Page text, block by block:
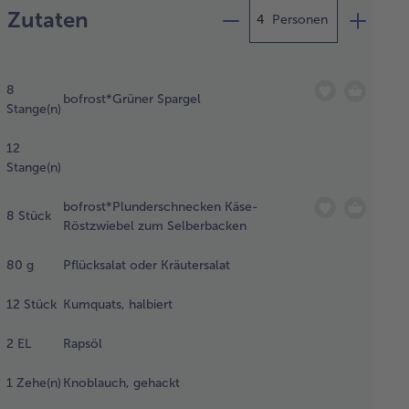
Zutaten Personen
8
Stange(n)
bofrost*Grüner Spargel
12
Stange(n)
8 Stück
bofrost*Plunderschnecken Käse-
Röstzwiebel zum Selberbacken
80 g Pflücksalat oder Kräutersalat
12 Stück Kumquats, halbiert
2 EL Rapsöl
1 Zehe(n) Knoblauch, gehackt
Vorgabe im
Salat